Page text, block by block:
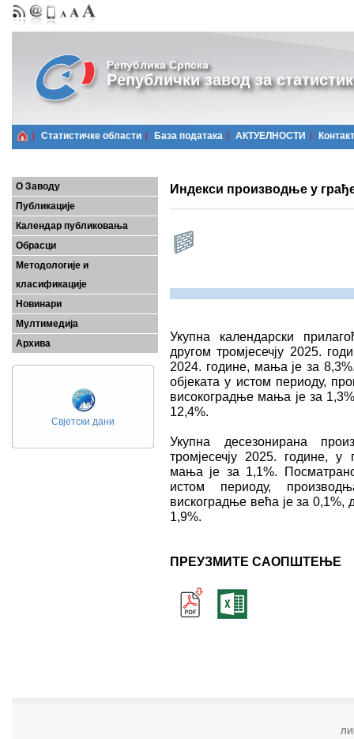
Република Српска
Републички завод за
Статистичке области Базa података АКТУЕЛНОСТИ Контакт
О Заводу
Публикације
Календар публиковања
Обрасци
Методологије и
класификације
Новинари
Мултимедија
Архива
Свјетски дани
Индекси производње у
Укупна календарски
другом тромјесечју 2025.
2024. године, мања је за
објеката у истом периоду,
високоградње мања је за
12,4%.
Укупна десезонирана
тромјесечју 2025. године, у
мања је за 1,1%.
истом периоду,
вискоградње већа је за 0,1%,
1,9%.
ПРЕУЗМИТЕ САОПШТЕЊЕ